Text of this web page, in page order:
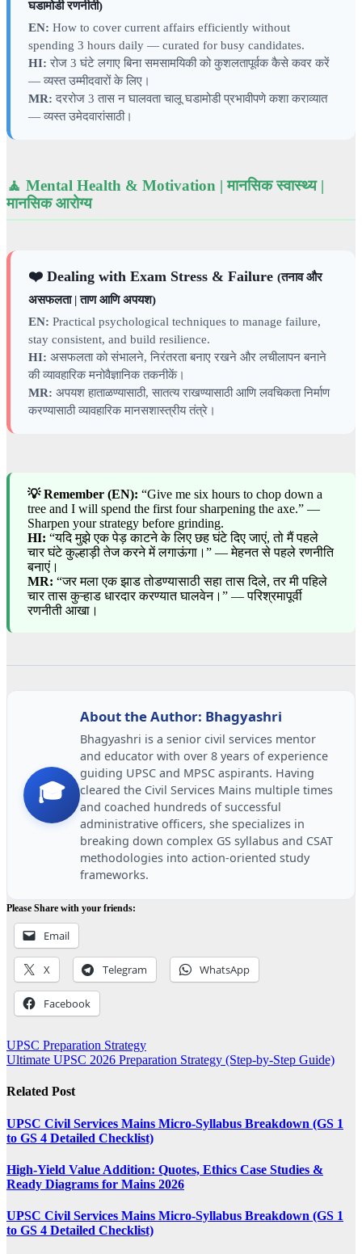
घडामोडी रणनीती)
EN: How to cover current affairs efficiently without
spending 3 hours daily — curated for busy candidates.
HI: रोज 3 घंटे लगाए बिना समसामयिकी को कुशलतापूर्वक कैसे कवर करें
— व्यस्त उम्मीदवारों के लिए।
MR: दररोज 3 तास न घालवता चालू घडामोडी प्रभावीपणे कशा कराव्यात
— व्यस्त उमेदवारांसाठी।
🧘 Mental Health & Motivation | मानसिक स्वास्थ्य |
मानसिक आरोग्य
❤️ Dealing with Exam Stress & Failure (तनाव और
असफलता | ताण आणि अपयश)
EN: Practical psychological techniques to manage failure,
stay consistent, and build resilience.
HI: असफलता को संभालने, निरंतरता बनाए रखने और लचीलापन बनाने
की व्यावहारिक मनोवैज्ञानिक तकनीकें।
MR: अपयश हाताळण्यासाठी, सातत्य राखण्यासाठी आणि लवचिकता निर्माण
करण्यासाठी व्यावहारिक मानसशास्त्रीय तंत्रे।
💡 Remember (EN): “Give me six hours to chop down a
tree and I will spend the first four sharpening the axe.” —
Sharpen your strategy before grinding.
HI: “यदि मुझे एक पेड़ काटने के लिए छह घंटे दिए जाएं, तो मैं पहले
चार घंटे कुल्हाड़ी तेज करने में लगाऊंगा।” — मेहनत से पहले रणनीति
बनाएं।
MR: “जर मला एक झाड तोडण्यासाठी सहा तास दिले, तर मी पहिले
चार तास कुऱ्हाड धारदार करण्यात घालवेन।” — परिश्रमापूर्वी
रणनीती आखा।
🎓
About the Author: Bhagyashri
Bhagyashri is a senior civil services mentor
and educator with over 8 years of experience
guiding UPSC and MPSC aspirants. Having
cleared the Civil Services Mains multiple times
and coached hundreds of successful
administrative officers, she specializes in
breaking down complex GS syllabus and CSAT
methodologies into action-oriented study
frameworks.
Please Share with your friends:
Email
X Telegram WhatsApp
Facebook
Post
navigation
UPSC Preparation Strategy
Ultimate UPSC 2026 Preparation Strategy (Step-by-Step Guide)
Related Post
UPSC Civil Services Mains Micro-Syllabus Breakdown (GS 1
to GS 4 Detailed Checklist)
High-Yield Value Addition: Quotes, Ethics Case Studies &
Ready Diagrams for Mains 2026
UPSC Civil Services Mains Micro-Syllabus Breakdown (GS 1
to GS 4 Detailed Checklist)